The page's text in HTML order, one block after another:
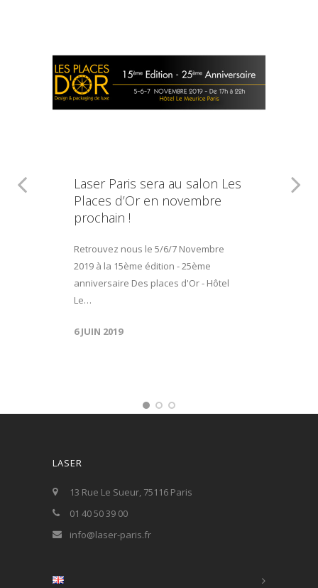
Laser Paris sera au salon Les
Places d’Or en novembre
prochain !
Retrouvez nous le 5/6/7 Novembre
2019 à la 15ème édition - 25ème
anniversaire Des places d'Or - Hôtel
Le…
6 JUIN 2019
LASER
13 Rue Le Sueur, 75116 Paris
01 40 50 39 00
info@laser-paris.fr